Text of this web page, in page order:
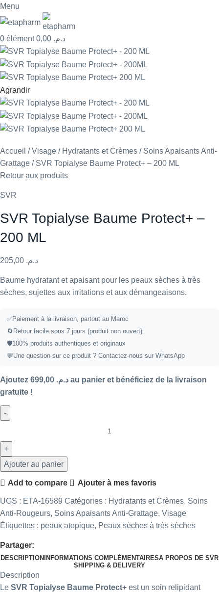
Menu
0 élément د.م.
Agrandir
Accueil Visage Hydratants et Crèmes
Soins Apaisants Anti-
Grattage
SVR Topialyse Baume Protect+ – 200 ML
Retour aux produits
SVR
SVR Topialyse Baume Protect+ –
200 ML
د.م.
Baume hydratant et apaisant pour les peaux sèches à très
sèches, sujettes aux irritations et aux démangeaisons.
✅Paiement à la livraison, partout au Maroc
🔄 Retour facile sous 7 jours (produit non ouvert)
🛡️100% produits authentiques et originaux
💬Une question sur ce produit ? Contactez-nous sur WhatsApp
Ajoutez د.م. au panier et bénéficiez de la livraison
gratuite !
Ajouter au panier
Add to compare Ajouter à mes favoris
UGS : ETA-16589 Catégories : Hydratants et Crèmes, Soins
Anti-Rougeurs, Soins Apaisants Anti-Grattage, Visage
Étiquettes : peaux atopique, Peaux sèches à très sèches
Partager:
DESCRIPTION INFORMATIONS COMPLÉMENTAIRESA PROPOS DE SVR
SHIPPING & DELIVERY
Description
Le SVR Topialyse Baume Protect+ est un soin relipidant